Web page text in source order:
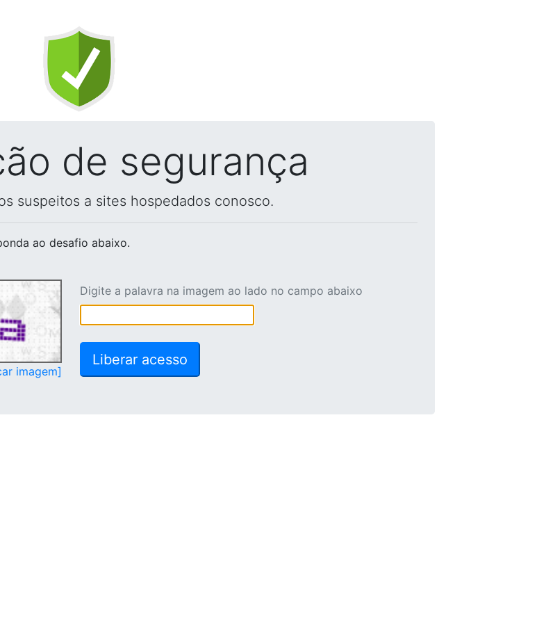
de segurança
suspeitos a sites hospedados conosco.
ao desafio abaixo.
imagem]
Digite a palavra na imagem ao lado no campo abaixo